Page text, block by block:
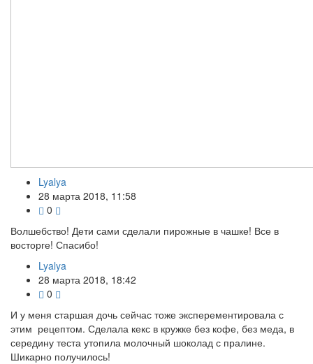
Lyalya
28 марта 2018, 11:58
0
Волшебство! Дети сами сделали пирожные в чашке! Все в
восторге! Спасибо!
Lyalya
28 марта 2018, 18:42
0
И у меня старшая дочь сейчас тоже эксперементировала с
этим рецептом. Сделала кекс в кружке без кофе, без меда, в
середину теста утопила молочный шоколад с пралине.
Шикарно получилось!